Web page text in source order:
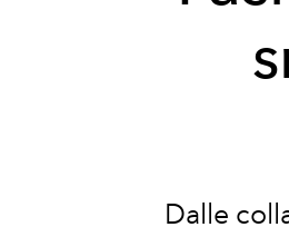
Dalle